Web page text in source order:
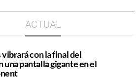
ACTUAL
con la final del
una pantalla gigante en el